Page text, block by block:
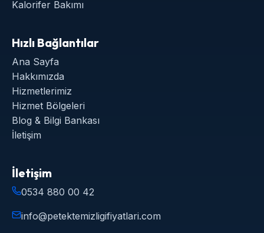
Kalorifer Bakımı
Hızlı Bağlantılar
Ana Sayfa
Hakkımızda
Hizmetlerimiz
Hizmet Bölgeleri
Blog & Bilgi Bankası
İletişim
İletişim
0534 880 00 42
info@petektemizligifiyatlari.com